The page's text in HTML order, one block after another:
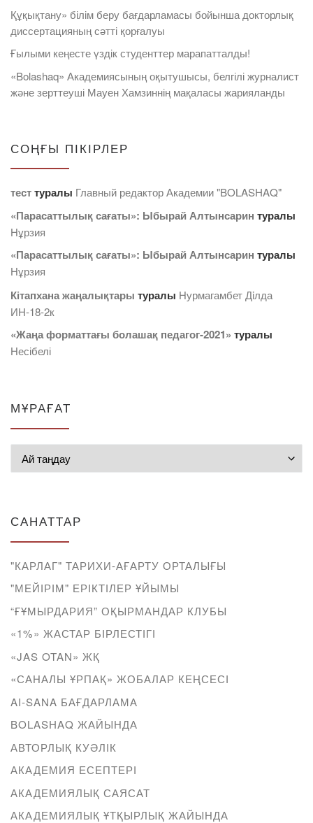
Құқықтану» білім беру бағдарламасы бойынша докторлық
диссертацияның сәтті қорғалуы
Ғылыми кеңесте үздік студенттер марапатталды!
«Bolashaq» Академиясының оқытушысы, белгілі журналист
және зерттеуші Мауен Хамзиннің мақаласы жарияланды
СОҢҒЫ ПІКІРЛЕР
тесттуралы Главный редактор Академии "BOLASHAQ"
«Парасаттылық сағаты»: Ыбырай Алтынсарин туралы
Нұрзия
«Парасаттылық сағаты»: Ыбырай Алтынсарин туралы
Нұрзия
Кітапхана жаңалықтары туралы Нурмагамбет Дiлда
ИН-18-2к
«Жаңа форматтағы болашақ педагог-2021» туралы
Несібелі
МҰРАҒАТ
САНАТТАР
"КАРЛАГ" ТАРИХИ-АҒАРТУ ОРТАЛЫҒЫ
"МЕЙІРІМ" ЕРІКТІЛЕР ҰЙЫМЫ
“ҒҰМЫРДАРИЯ” ОҚЫРМАНДАР КЛУБЫ
«1%» ЖАСТАР БІРЛЕСТІГІ
«JAS OTAN» ЖҚ
«САНАЛЫ ҰРПАҚ» ЖОБАЛАР КЕҢСЕСІ
AI-SANA БАҒДАРЛАМА
BOLASHAQ ЖАЙЫНДА
АВТОРЛЫҚ КУӘЛІК
АКАДЕМИЯ ЕСЕПТЕРІ
АКАДЕМИЯЛЫҚ САЯСАТ
АКАДЕМИЯЛЫҚ ҰТҚЫРЛЫҚ ЖАЙЫНДА